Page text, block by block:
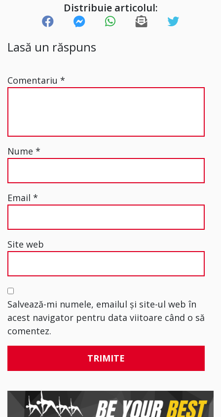
Distribuie articolul:
Lasă un răspuns
Comentariu *
Nume *
Email *
Site web
Salvează-mi numele, emailul și site-ul web în
acest navigator pentru data viitoare când o să
comentez.